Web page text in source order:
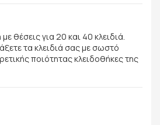
θέσεις για 20 και 40 κλειδιά.
τα κλειδιά σας με σωστό
ποιότητας κλειδοθήκες της